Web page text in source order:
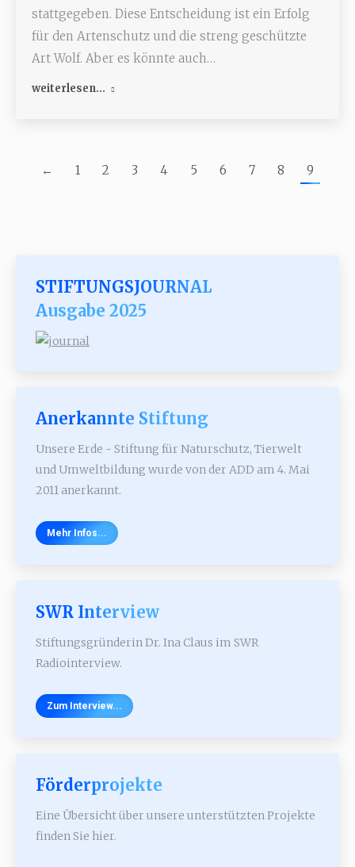
stattgegeben. Diese Entscheidung ist ein Erfolg
für den Artenschutz und die streng geschützte
Art Wolf. Aber es könnte auch…
weiterlesen...
← 1 2 3 4 5 6 7 8 9
STIFTUNGSJOURNAL
Ausgabe 2025
Anerkannte Stiftung
Unsere Erde - Stiftung für Naturschutz, Tierwelt
und Umweltbildung wurde von der ADD am 4. Mai
2011 anerkannt.
Mehr Infos...
SWR Interview
Stiftungsgründerin Dr. Ina Claus im SWR
Radiointerview.
Zum Interview...
Förderprojekte
Eine Übersicht über unsere unterstützten Projekte
finden Sie hier.